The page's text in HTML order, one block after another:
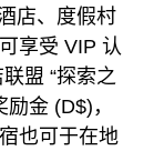
店、度假村
享受 VIP 认
盟 “探索之
金 (D$)，
也可于在地